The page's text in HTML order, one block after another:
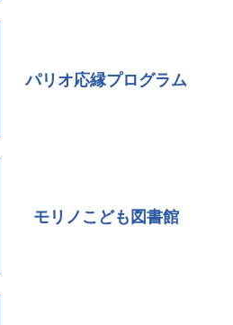
パリオ応縁プログラム
モリノこども図書館